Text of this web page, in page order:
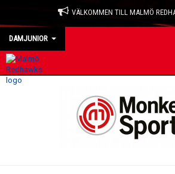
VÄLKOMMEN TILL MALMÖ
DAMJUNIOR
HEM